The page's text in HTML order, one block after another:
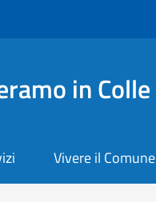
in Colle
Vivere il Comune